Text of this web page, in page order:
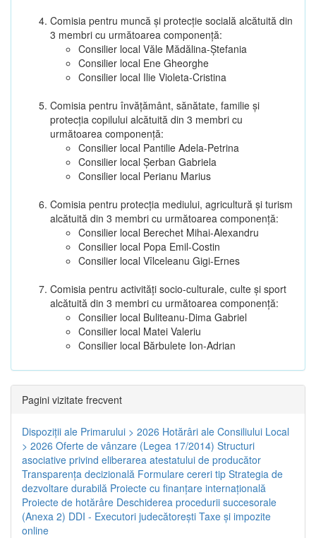
Comisia pentru muncă şi protecţie socială alcătuită din
3 membri cu următoarea componenţă:
Consilier local Văle Mădălina-Ștefania
Consilier local Ene Gheorghe
Consilier local Ilie Violeta-Cristina
Comisia pentru învăţământ, sănătate, familie şi
protecţia copilului alcătuită din 3 membri cu
următoarea componenţă:
Consilier local Pantilie Adela-Petrina
Consilier local Șerban Gabriela
Consilier local Perianu Marius
Comisia pentru protecţia mediului, agricultură şi turism
alcătuită din 3 membri cu următoarea componenţă:
Consilier local Berechet Mihai-Alexandru
Consilier local Popa Emil-Costin
Consilier local Vîlceleanu Gigi-Ernes
Comisia pentru activităţi socio-culturale, culte şi sport
alcătuită din 3 membri cu următoarea componenţă:
Consilier local Buliteanu-Dima Gabriel
Consilier local Matei Valeriu
Consilier local Bărbulete Ion-Adrian
Pagini vizitate frecvent
Dispoziţii ale Primarului > 2026 Hotărâri ale Consiliului Local
> 2026 Oferte de vânzare (Legea 17/2014) Structuri
asociative privind eliberarea atestatului de producător
Transparenţa decizională Formulare cereri tip Strategia de
dezvoltare durabilă Proiecte cu finanţare internaţională
Proiecte de hotărâre Deschiderea procedurii succesorale
(Anexa 2) DDI - Executori judecătorești Taxe şi impozite
online